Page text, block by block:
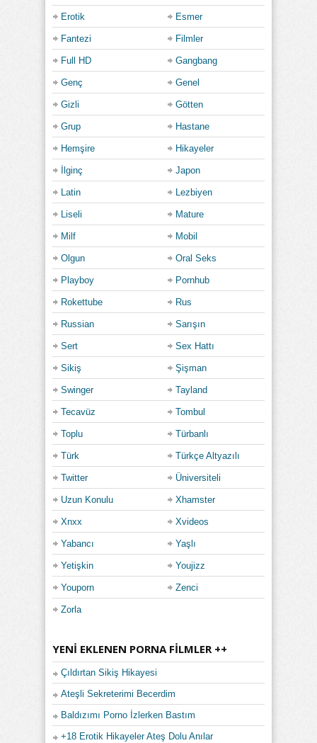
Erotik Esmer
Fantezi Filmler
Full HD Gangbang
Genç Genel
Gizli Götten
Grup Hastane
Hemşire Hikayeler
İlginç Japon
Latin Lezbiyen
Liseli Mature
Milf Mobil
Olgun Oral Seks
Playboy Pornhub
Rokettube Rus
Russian Sarışın
Sert Sex Hattı
Sikiş Şişman
Swinger Tayland
Tecavüz Tombul
Toplu Türbanlı
Türk Türkçe Altyazılı
Twitter Üniversiteli
Uzun Konulu Xhamster
Xnxx Xvideos
Yabancı Yaşlı
Yetişkin Youjizz
Youporn Zenci
Zorla
YENI EKLENEN PORNA FILMLER ++
Çıldırtan Sikiş Hikayesi
Ateşli Sekreterimi Becerdim
Baldızımı Porno İzlerken Bastım
+18 Erotik Hikayeler Ateş Dolu Anılar